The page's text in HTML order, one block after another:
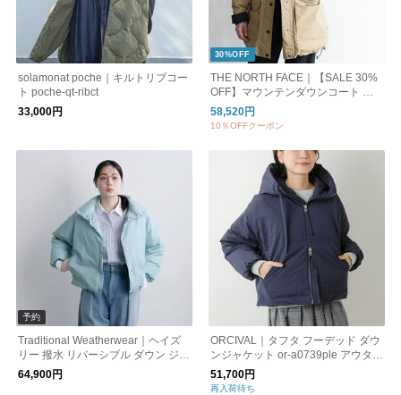
solamonat poche｜キルトリブコー
ト poche-qt-ribct
33,000円
30%OFF
THE NORTH FACE｜【SALE 30%
OFF】マウンテンダウンコート ダ
ウンジャケット アウター フード nd
w92549
58,520円
10％OFFクーポン
予約
Traditional Weatherwear｜ヘイズ
リー 撥水 リバーシブル ダウン ジャ
ケット HASELEY l262cidco0498ox
【2026aw先行受注会】
64,900円
ORCIVAL｜タフタ フーデッド ダウ
ンジャケット or-a0739ple アウター
コート
51,700円
再入荷待ち